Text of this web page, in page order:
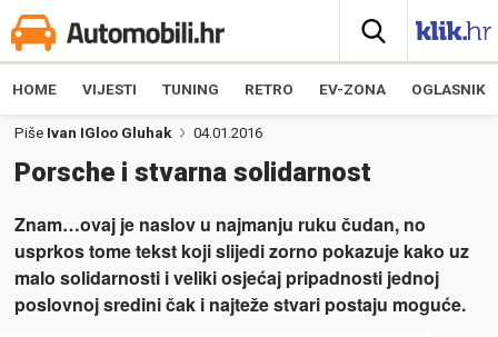
HOME VIJESTI TUNING RETRO EV-ZONA OGLASNIK
Piše Ivan IGloo Gluhak 04.01.2016
Porsche i stvarna solidarnost
Znam…ovaj je naslov u najmanju ruku čudan, no
usprkos tome tekst koji slijedi zorno pokazuje kako uz
malo solidarnosti i veliki osjećaj pripadnosti jednoj
poslovnoj sredini čak i najteže stvari postaju moguće.